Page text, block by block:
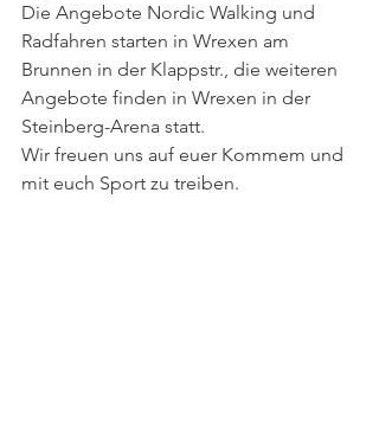
Die Angebote Nordic Walking und
Radfahren starten in Wrexen am
Brunnen in der Klappstr., die weiteren
Angebote finden in Wrexen in der
Steinberg-Arena statt.
Wir freuen uns auf euer Kommem und
mit euch Sport zu treiben.